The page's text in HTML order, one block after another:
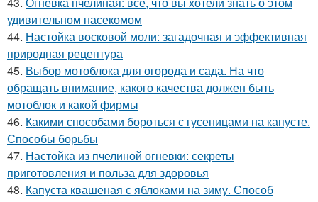
удивительном насекомом
44. Настойка восковой моли: загадочная и эффективная
природная рецептура
45. Выбор мотоблока для огорода и сада. На что
обращать внимание, какого качества должен быть
мотоблок и какой фирмы
46. Какими способами бороться с гусеницами на капусте.
Способы борьбы
47. Настойка из пчелиной огневки: секреты
приготовления и польза для здоровья
48. Капуста квашеная с яблоками на зиму. Способ